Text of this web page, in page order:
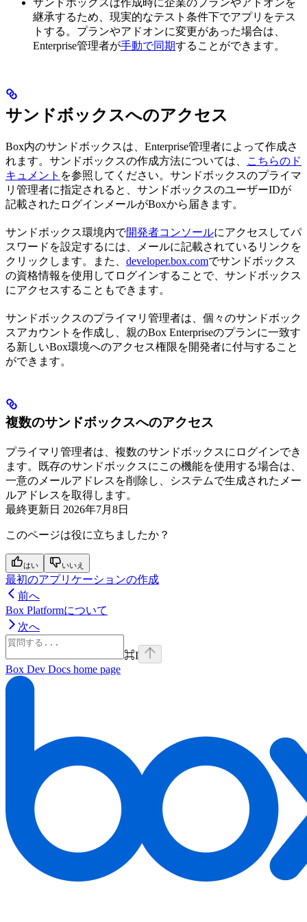
サンドボックスは作成時に企業のプランやアドオンを
継承するため、現実的なテスト条件下でアプリをテス
トする。プランやアドオンに変更があった場合は、
Enterprise管理者が手動で同期することができます。
サンドボックスへのアクセス
Box内のサンドボックスは、Enterprise管理者によって作成さ
れます。サンドボックスの作成方法については、
こちらのド
キュメント を参照してください。サンドボックスのプライマ
リ管理者に指定されると、サンドボックスのユーザーIDが
記載されたログインメールがBoxから届きます。
サンドボックス環境内で開発者コンソールにアクセスしてパ
スワードを設定するには、メールに記載されているリンクを
クリックします。また、 developer.box.comでサンドボックス
の資格情報を使用してログインすることで、サンドボックス
にアクセスすることもできます。
サンドボックスのプライマリ管理者は、個々のサンドボック
スアカウントを作成し、親のBox Enterpriseのプランに一致す
る新しいBox環境へのアクセス権限を開発者に付与すること
ができます。
複数のサンドボックスへのアクセス
プライマリ管理者は、複数のサンドボックスにログインでき
ます。既存のサンドボックスにこの機能を使用する場合は、
一意のメールアドレスを削除し、システムで生成されたメー
ルアドレスを取得します。
最終更新日 2026年7月8日
このページは役に立ちましたか？
はい いいえ
最初のアプリケーションの作成
前へ
Box Platformについて
次へ
⌘I
Box Dev Docs home page